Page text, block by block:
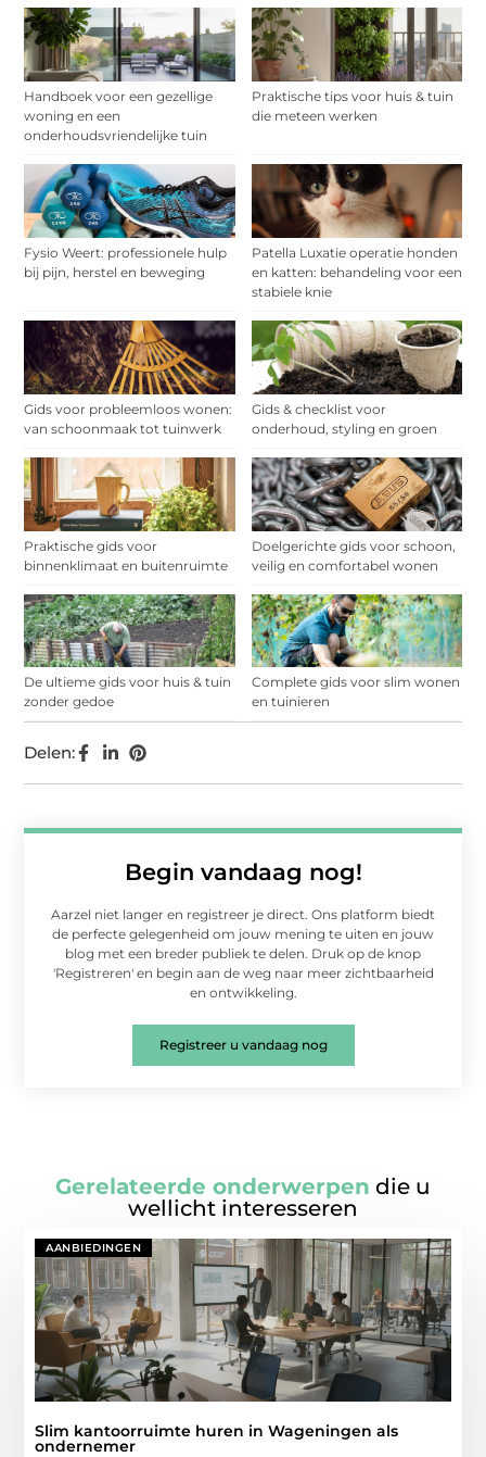
Handboek voor een gezellige
woning en een
onderhoudsvriendelijke tuin
Praktische tips voor huis & tuin
die meteen werken
Fysio Weert: professionele hulp
bij pijn, herstel en beweging
Patella Luxatie operatie honden
en katten: behandeling voor een
stabiele knie
Gids voor probleemloos wonen:
van schoonmaak tot tuinwerk
Gids & checklist voor
onderhoud, styling en groen
Praktische gids voor
binnenklimaat en buitenruimte
Doelgerichte gids voor schoon,
veilig en comfortabel wonen
De ultieme gids voor huis & tuin
zonder gedoe
Complete gids voor slim wonen
en tuinieren
Begin vandaag nog!
Aarzel niet langer en registreer je direct. Ons platform biedt
de perfecte gelegenheid om jouw mening te uiten en jouw
blog met een breder publiek te delen. Druk op de knop
'Registreren' en begin aan de weg naar meer zichtbaarheid
en ontwikkeling.
Registreer u vandaag nog
Delen:
Gerelateerde onderwerpen die u
wellicht interesseren
AANBIEDINGEN
Slim kantoorruimte huren in Wageningen als
ondernemer